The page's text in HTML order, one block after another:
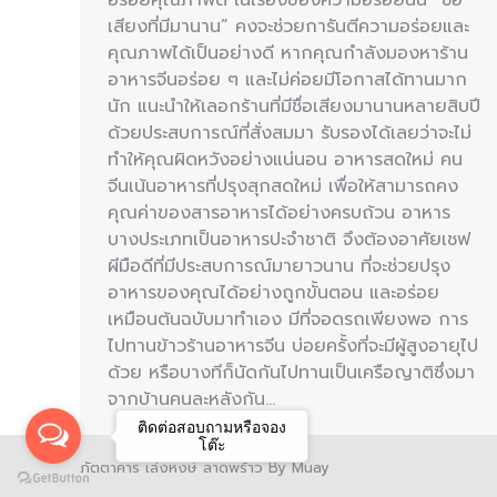
เสียงที่มีมานาน” คงจะช่วยการันตีความอร่อยและ
คุณภาพได้เป็นอย่างดี หากคุณกำลังมองหาร้าน
อาหารจีนอร่อย ๆ และไม่ค่อยมีโอกาสได้ทานมาก
นัก แนะนำให้เลอกร้านที่มีชื่อเสียงมานานหลายสิบปี
ด้วยประสบการณ์ที่สั่งสมมา รับรองได้เลยว่าจะไม่
ทำให้คุณผิดหวังอย่างแน่นอน อาหารสดใหม่ คน
จีนเน้นอาหารที่ปรุงสุกสดใหม่ เพื่อให้สามารถคง
คุณค่าของสารอาหารได้อย่างครบถ้วน อาหาร
บางประเภทเป็นอาหารปะจำชาติ จึงต้องอาศัยเชฟ
ผีมือดีที่มีประสบการณ์มายาวนาน ที่จะช่วยปรุง
อาหารของคุณได้อย่างถูกขั้นตอน และอร่อย
เหมือนต้นฉบับมาทำเอง มีที่จอดรถเพียงพอ การ
ไปทานข้าวร้านอาหารจีน บ่อยครั้งที่จะมีผู้สูงอายุไป
ด้วย หรือบางทีก็นัดกันไปทานเป็นเครือญาติซึ่งมา
จากบ้านคนละหลังกัน…
ภัตตาคาร เล่งหงษ์ ลาดพร้าว By Muay
ติดต่อสอบถามหรือจอง
โต๊ะ